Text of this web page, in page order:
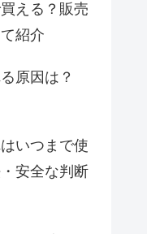
える？販売
紹介
原因は？
いつまで使
安全な判断